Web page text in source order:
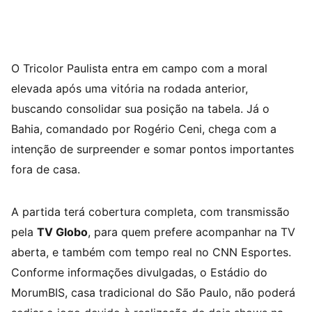
O Tricolor Paulista entra em campo com a moral
elevada após uma vitória na rodada anterior,
buscando consolidar sua posição na tabela. Já o
Bahia, comandado por Rogério Ceni, chega com a
intenção de surpreender e somar pontos importantes
fora de casa.
A partida terá cobertura completa, com transmissão
pela TV Globo, para quem prefere acompanhar na TV
aberta, e também com tempo real no CNN Esportes.
Conforme informações divulgadas, o Estádio do
MorumBIS, casa tradicional do São Paulo, não poderá